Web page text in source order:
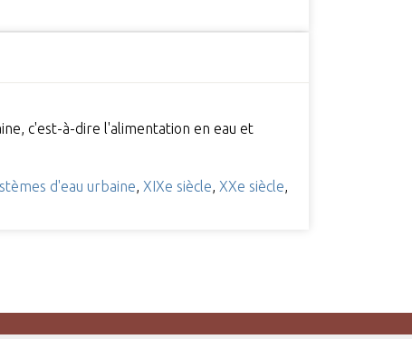
c'est-à-dire l'alimentation en eau et
d'eau urbaine XIXe siècle XXe siècle